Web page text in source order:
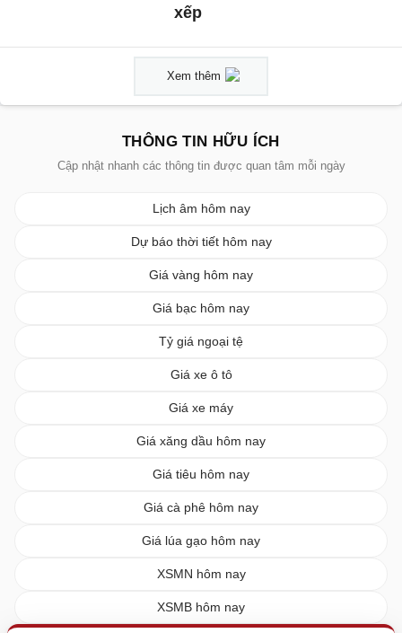
xếp
Xem thêm
THÔNG TIN HỮU ÍCH
Cập nhật nhanh các thông tin được quan tâm mỗi ngày
Lịch âm hôm nay
Dự báo thời tiết hôm nay
Giá vàng hôm nay
Giá bạc hôm nay
Tỷ giá ngoại tệ
Giá xe ô tô
Giá xe máy
Giá xăng dầu hôm nay
Giá tiêu hôm nay
Giá cà phê hôm nay
Giá lúa gạo hôm nay
XSMN hôm nay
XSMB hôm nay